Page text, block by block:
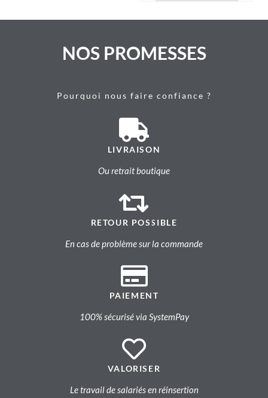
NOS PROMESSES
Pourquoi nous faire confiance ?
LIVRAISON
Ou retrait boutique
RETOUR POSSIBLE
En cas de problème sur la commande
PAIEMENT
100% sécurisé via SystemPay
VALORISER
Le travail de salariés en réinsertion